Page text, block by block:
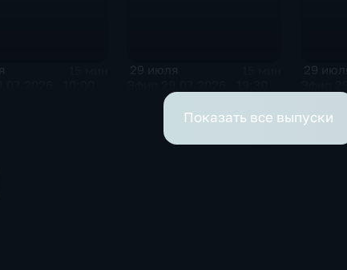
29 июля 29 июля
Показать все выпуски